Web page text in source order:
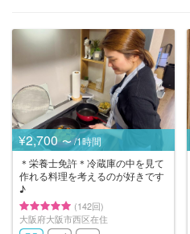
¥2,700 〜 /1時間
＊栄養士免許＊冷蔵庫の中を見て
作れる料理を考えるのが好きです
♪
(142回)
大阪府大阪市西区在住